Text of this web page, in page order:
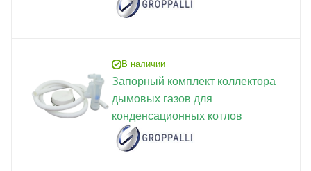
В наличии
Запорный комплект коллектора
дымовых газов для
конденсационных котлов